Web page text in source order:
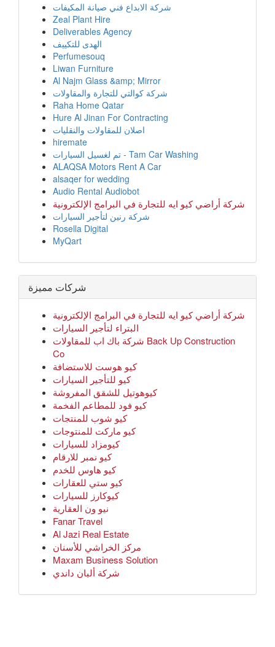
شركة الابداع فني صيانة المكيفات
Zeal Plant Hire
Deliverables Agency
الهدى للتكييف
Perfumesouq
Liwan Furniture
Al Najm Glass &amp; Mirror
شركة كوالتي للتجارة والمقاولات
Raha Home Qatar
Hure Al Jinan For Contracting
اصلان للمقاولات والنقليات
hiremate
تم لغسيل السيارات - Tam Car Washing
ALAQSA Motors Rent A Car
alsaqer for wedding
Audio Rental Audiobot
شركة أراضي كيو ايه للتجارة في البرامج الإلكترونية
شركة رنين لتأجير السيارات
Rosella Digital
MyQart
شركات مميزة
شركة أراضي كيو ايه للتجارة في البرامج الإلكترونية
البتراء لتأجير السيارات
شركة باك اب للمقاولات Back Up Construction
Co
كيو هوست للاستضافة
كيو للتأجير السيارات
كيوهوتيل للشقق المفروشة
كيو فود للمطاعم الفخمة
كيو شوب للمنتجات
كيو ماركت للمنتوجات
كيومزاد للسيارات
كيو نمبر للارقام
كيو هاوس للخدم
كيو ستي للعقارات
كيوكارز للسيارات
نيو ون العقارية
Fanar Travel
Al Jazi Real Estate
مركز الخراشي للأسنان
Maxam Business Solution
شركة ألبان داندي